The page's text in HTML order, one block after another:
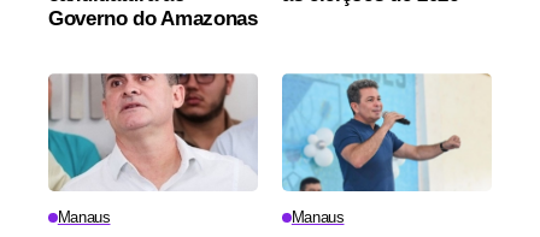
Governo do Amazonas
Manaus Manaus